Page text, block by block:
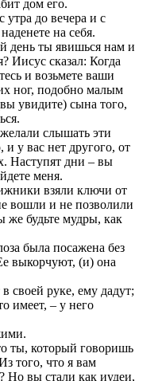
дом его.
утра до вечера и с
на себя.
день ты явишься нам и
Иисус сказал: Когда
и возьмете ваши
ног, подобно малым
увидите) сына того,
слышать эти
у вас нет другого, от
Наступят дни – вы
меня.
взяли ключи от
вошли и не позволили
же будьте мудры, как
была посажена без
выкорчуют, (и) она
своей руке, ему дадут;
имеет, – у него
ты, который говоришь
того, что я вам
Но вы стали как иудеи,